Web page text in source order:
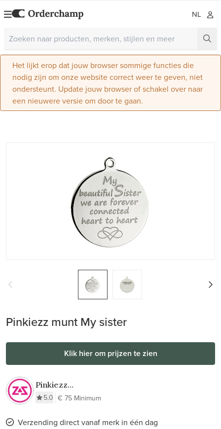
NL
Het lijkt erop dat jouw browser sommige functies die
nodig zijn om onze website correct weer te geven, niet
ondersteunt. Update jouw browser of schakel over naar
een nieuwere versie om door te gaan.
Pinkiezz munt My sister
Klik hier om prijzen te zien
Pinkiezz
Stainless Steel
5.0 € 75 Minimum
Verzending direct vanaf merk in één dag